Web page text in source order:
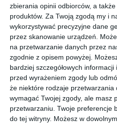
zbierania opinii odbiorców, a
produktów. Za Twoją zgodą my i
wykorzystywać precyzyjne dane
przez skanowanie urządzeń.
na przetwarzanie danych przez
zgodnie z opisem powyżej.
bardziej szczegółowych
przed wyrażeniem zgody lub
że niektóre rodzaje
wymagać Twojej zgody, ale masz
przetwarzaniu. Twoje preferencje
do tej witryny. Możesz w
Lex
nowego
Miasto w
Krasińskiego
Żerań, Zieloną
główne obawy
Warszawy.
realizację
deweloper" na
Samochodów
od lat walczy o
gdy Żoliborz
przeciwny.